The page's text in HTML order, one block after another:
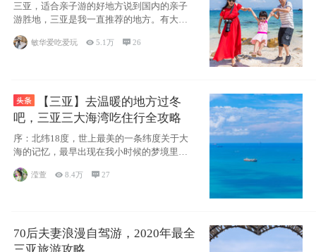
三亚，适合亲子游的好地方说到国内的亲子
游胜地，三亚是我一直推荐的地方。有大
海、有蓝天
敏华爱吃爱玩 5.1万 26
【三亚】去温暖的地方过冬
吧，三亚三大海湾吃住行全攻略
序：北纬18度，世上最美的一条纬度关于大
海的记忆，最早出现在我小时候的梦境里，
滢萱 8.4万 27
70后夫妻浪漫自驾游，2020年最全